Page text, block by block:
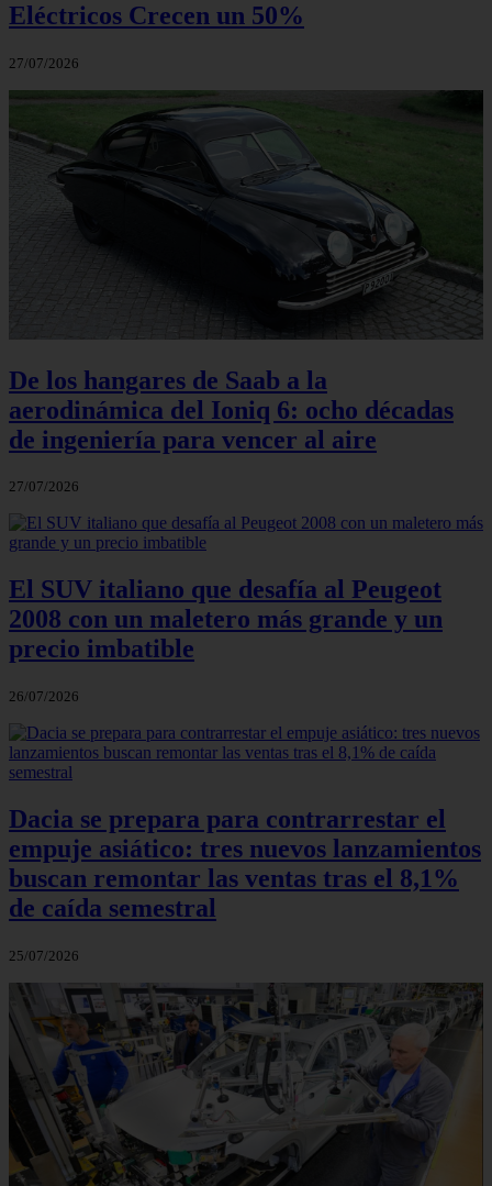
Eléctricos Crecen un 50%
27/07/2026
De los hangares de Saab a la
aerodinámica del Ioniq 6: ocho décadas
de ingeniería para vencer al aire
27/07/2026
El SUV italiano que desafía al Peugeot
2008 con un maletero más grande y un
precio imbatible
26/07/2026
Dacia se prepara para contrarrestar el
empuje asiático: tres nuevos lanzamientos
buscan remontar las ventas tras el 8,1%
de caída semestral
25/07/2026